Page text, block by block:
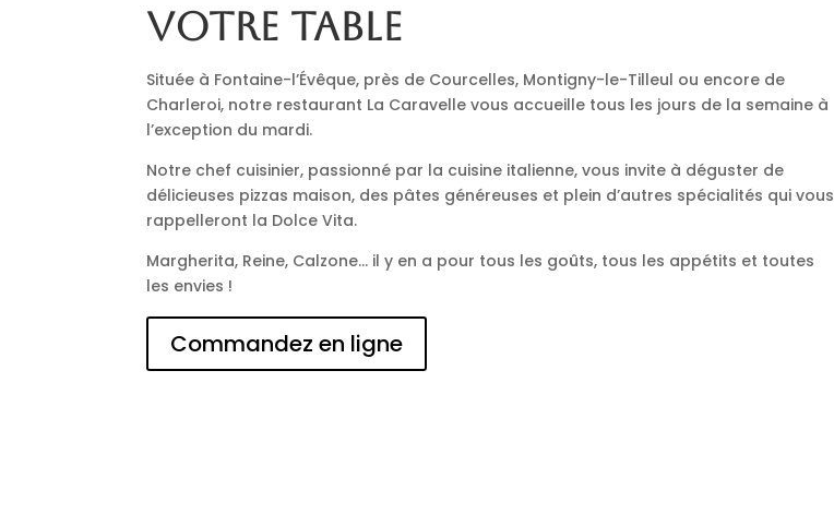
votre table
Située à Fontaine-l’Évêque, près de Courcelles, Montigny-le-Tilleul ou encore de
Charleroi, notre restaurant La Caravelle vous accueille tous les jours de la semaine à
l’exception du mardi.
Notre chef cuisinier, passionné par la cuisine italienne, vous invite à déguster de
délicieuses pizzas maison, des pâtes généreuses et plein d’autres spécialités qui vous
rappelleront la Dolce Vita.
Margherita, Reine, Calzone… il y en a pour tous les goûts, tous les appétits et toutes
les envies !
Commandez en ligne